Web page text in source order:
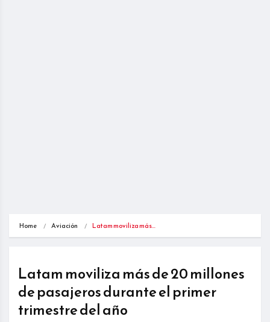
Home Aviación Latam moviliza más…
Latam moviliza más de 20 millones
de pasajeros durante el primer
trimestre del año